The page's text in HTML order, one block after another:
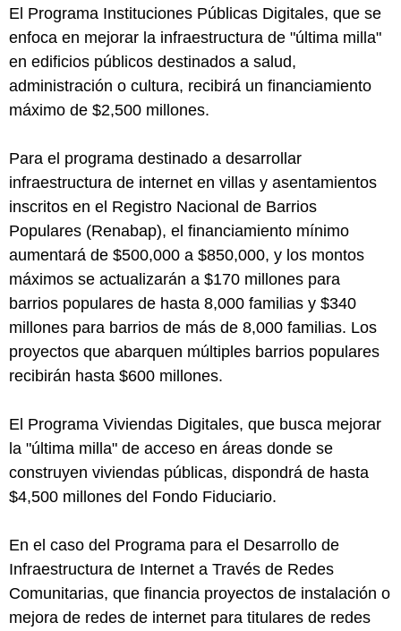
El Programa Instituciones Públicas Digitales, que se
enfoca en mejorar la infraestructura de "última milla"
en edificios públicos destinados a salud,
administración o cultura, recibirá un financiamiento
máximo de $2,500 millones.
Para el programa destinado a desarrollar
infraestructura de internet en villas y asentamientos
inscritos en el Registro Nacional de Barrios
Populares (Renabap), el financiamiento mínimo
aumentará de $500,000 a $850,000, y los montos
máximos se actualizarán a $170 millones para
barrios populares de hasta 8,000 familias y $340
millones para barrios de más de 8,000 familias. Los
proyectos que abarquen múltiples barrios populares
recibirán hasta $600 millones.
El Programa Viviendas Digitales, que busca mejorar
la "última milla" de acceso en áreas donde se
construyen viviendas públicas, dispondrá de hasta
$4,500 millones del Fondo Fiduciario.
En el caso del Programa para el Desarrollo de
Infraestructura de Internet a Través de Redes
Comunitarias, que financia proyectos de instalación o
mejora de redes de internet para titulares de redes